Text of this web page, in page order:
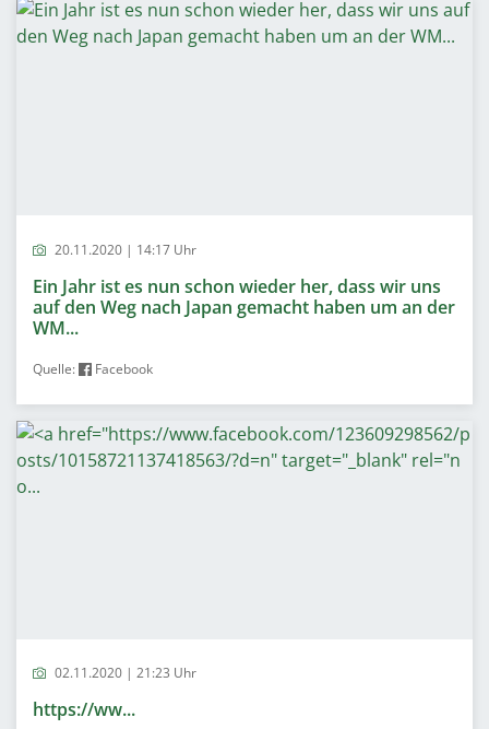
20.11.2020 | 14:17 Uhr
Ein Jahr ist es nun schon wieder her, dass wir uns
auf den Weg nach Japan gemacht haben um an der
WM...
Quelle: Facebook
02.11.2020 | 21:23 Uhr
https://ww...